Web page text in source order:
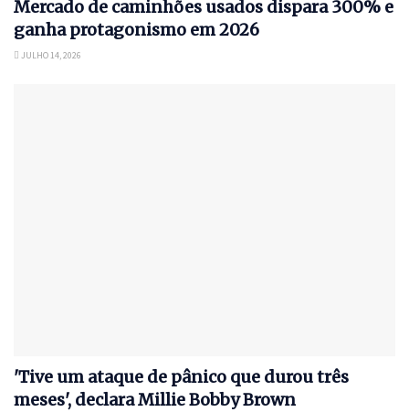
Mercado de caminhões usados dispara 300% e
ganha protagonismo em 2026
JULHO 14, 2026
'Tive um ataque de pânico que durou três
meses', declara Millie Bobby Brown